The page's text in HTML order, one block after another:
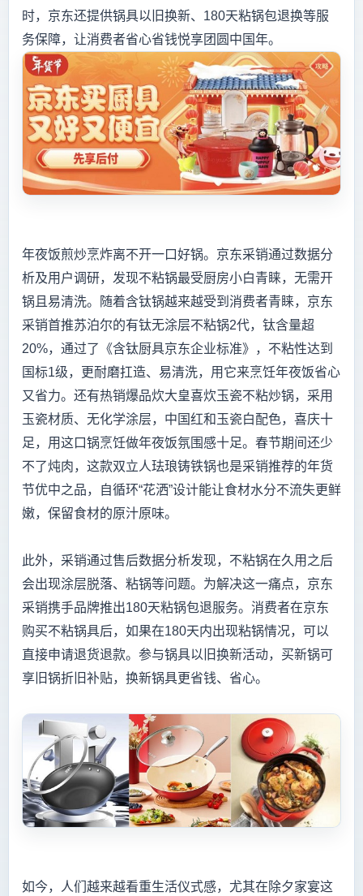
时，京东还提供锅具以旧换新、180天粘锅包退换等服
务保障，让消费者省心省钱悦享团圆中国年。
年夜饭煎炒烹炸离不开一口好锅。京东采销通过数据分
析及用户调研，发现不粘锅最受厨房小白青睐，无需开
锅且易清洗。随着含钛锅越来越受到消费者青睐，京东
采销首推苏泊尔的有钛无涂层不粘锅2代，钛含量超
20%，通过了《含钛厨具京东企业标准》，不粘性达到
国标1级，更耐磨扛造、易清洗，用它来烹饪年夜饭省心
又省力。还有热销爆品炊大皇喜炊玉瓷不粘炒锅，采用
玉瓷材质、无化学涂层，中国红和玉瓷白配色，喜庆十
足，用这口锅烹饪做年夜饭氛围感十足。春节期间还少
不了炖肉，这款双立人珐琅铸铁锅也是采销推荐的年货
节优中之品，自循环“花洒”设计能让食材水分不流失更鲜
嫩，保留食材的原汁原味。
此外，采销通过售后数据分析发现，不粘锅在久用之后
会出现涂层脱落、粘锅等问题。为解决这一痛点，京东
采销携手品牌推出180天粘锅包退服务。消费者在京东
购买不粘锅具后，如果在180天内出现粘锅情况，可以
直接申请退货退款。参与锅具以旧换新活动，买新锅可
享旧锅折旧补贴，换新锅具更省钱、省心。
如今，人们越来越看重生活仪式感，尤其在除夕家宴这